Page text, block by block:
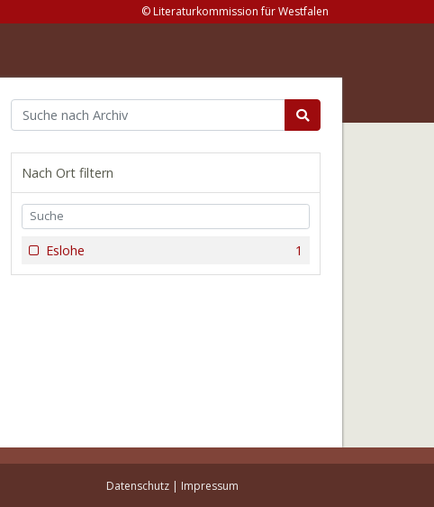
© Literaturkommission für Westfalen
Nach Ort filtern
1
Eslohe
Datenschutz| Impressum